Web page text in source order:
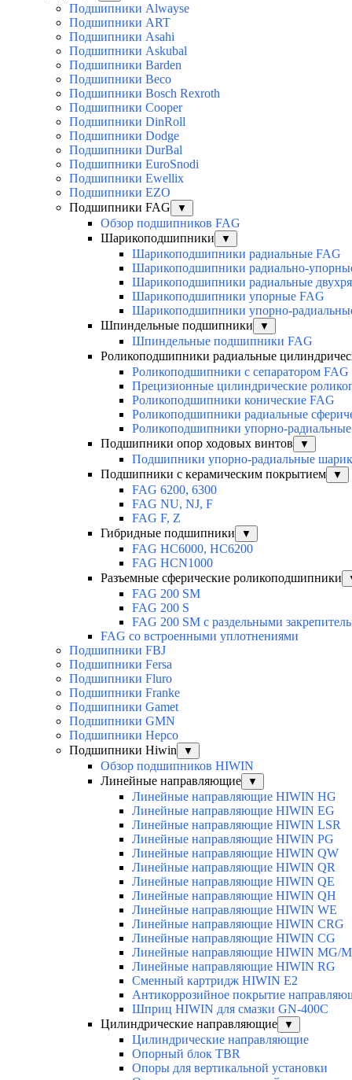
Подшипники Alwayse
Подшипники ART
Подшипники Asahi
Подшипники Askubal
Подшипники Barden
Подшипники Beco
Подшипники Bosch Rexroth
Подшипники Cooper
Подшипники DinRoll
Подшипники Dodge
Подшипники DurBal
Подшипники EuroSnodi
Подшипники Ewellix
Подшипники EZO
Подшипники FAG
▼
Обзор подшипников FAG
Шарикоподшипники
▼
Шарикоподшипники радиальные FAG
Шарикоподшипники радиально-
Шарикоподшипники радиальные
Шарикоподшипники упорные FAG
Шарикоподшипники упорно-
Шпиндельные подшипники
▼
Шпиндельные подшипники FAG
Роликоподшипники радиальные
Роликоподшипники с сепаратором FAG
Прецизионные цилиндрические
Роликоподшипники конические FAG
Роликоподшипники радиальные
Роликоподшипники упорно-
Подшипники опор ходовых винтов
▼
Подшипники упорно-радиальные
Подшипники с керамическим покрытием
▼
FAG 6200, 6300
FAG NU, NJ, F
FAG F, Z
Гибридные подшипники
▼
FAG HC6000, HC6200
FAG HCN1000
Разъемные сферические роликоподшипники
FAG 200 SM
FAG 200 S
FAG 200 SM с раздельными
FAG со встроенными уплотнениями
Подшипники FBJ
Подшипники Fersa
Подшипники Fluro
Подшипники Franke
Подшипники Gamet
Подшипники GMN
Подшипники Hepco
Подшипники Hiwin
▼
Обзор подшипников HIWIN
Линейные направляющие
▼
Линейные направляющие HIWIN HG
Линейные направляющие HIWIN EG
Линейные направляющие HIWIN LSR
Линейные направляющие HIWIN PG
Линейные направляющие HIWIN QW
Линейные направляющие HIWIN QR
Линейные направляющие HIWIN QE
Линейные направляющие HIWIN QH
Линейные направляющие HIWIN WE
Линейные направляющие HIWIN CRG
Линейные направляющие HIWIN CG
Линейные направляющие HIWIN MG/
Линейные направляющие HIWIN RG
Сменный картридж HIWIN E2
Антикоррозийное покрытие
Шприц HIWIN для смазки GN-400C
Цилиндрические направляющие
▼
Цилиндрические направляющие
Опорный блок TBR
Опоры для вертикальной установки